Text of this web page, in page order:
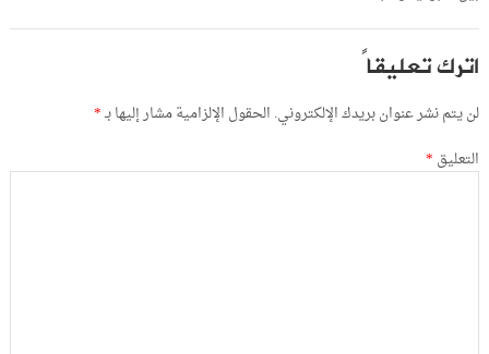
اترك تعليقاً
لن يتم نشر عنوان بريدك الإلكتروني. الحقول الإلزامية مشار إليها بـ*
التعليق *